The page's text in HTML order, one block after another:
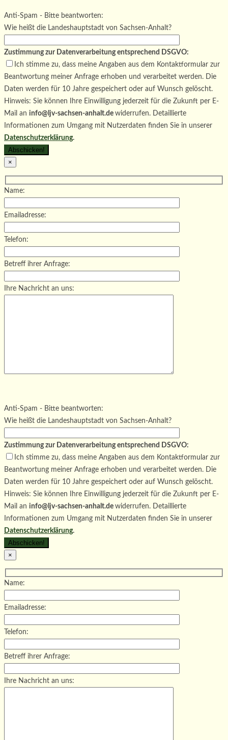
Bitte lasse dieses Feld leer.
Anti-Spam - Bitte beantworten:
Wie heißt die Landeshauptstadt von Sachsen-Anhalt?
Zustimmung zur Datenverarbeitung entsprechend DSGVO:
Ich stimme zu, dass meine Angaben aus dem Kontaktformular zur
Beantwortung meiner Anfrage erhoben und verarbeitet werden. Die
Daten werden für 10 Jahre gespeichert oder auf Wunsch gelöscht.
Hinweis: Sie können Ihre Einwilligung jederzeit für die Zukunft per E-
Mail an info@ljv-sachsen-anhalt.de widerrufen. Detaillierte
Informationen zum Umgang mit Nutzerdaten finden Sie in unserer
Datenschutzerklärung.
×
Name:
Emailadresse:
Telefon:
Betreff ihrer Anfrage:
Ihre Nachricht an uns:
Bitte lasse dieses Feld leer.
Anti-Spam - Bitte beantworten:
Wie heißt die Landeshauptstadt von Sachsen-Anhalt?
Zustimmung zur Datenverarbeitung entsprechend DSGVO:
Ich stimme zu, dass meine Angaben aus dem Kontaktformular zur
Beantwortung meiner Anfrage erhoben und verarbeitet werden. Die
Daten werden für 10 Jahre gespeichert oder auf Wunsch gelöscht.
Hinweis: Sie können Ihre Einwilligung jederzeit für die Zukunft per E-
Mail an info@ljv-sachsen-anhalt.de widerrufen. Detaillierte
Informationen zum Umgang mit Nutzerdaten finden Sie in unserer
Datenschutzerklärung.
×
Name:
Emailadresse:
Telefon:
Betreff ihrer Anfrage:
Ihre Nachricht an uns: